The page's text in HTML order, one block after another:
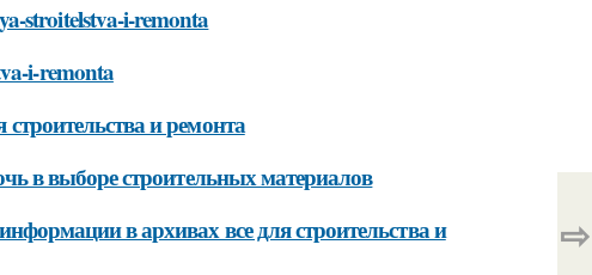
stroitelstva-i-remonta
i-remonta
и ремонта
в выборе строительных материалов
в архивах все для строительства и
⇨